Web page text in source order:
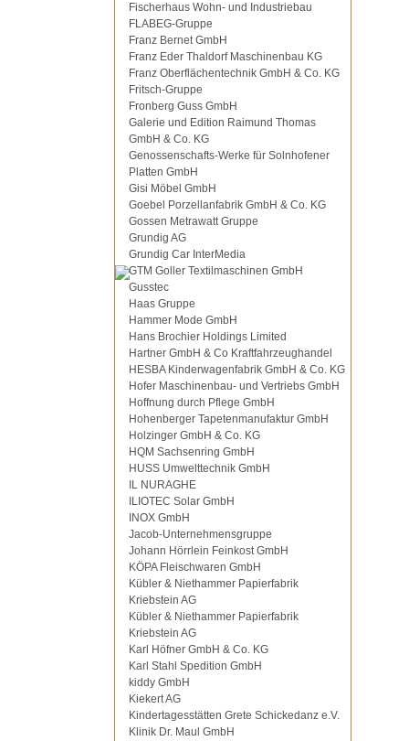
Fischerhaus Wohn- und Industriebau
FLABEG-Gruppe
Franz Bernet GmbH
Franz Eder Thaldorf Maschinenbau KG
Franz Oberflächentechnik GmbH & Co. KG
Fritsch-Gruppe
Fronberg Guss GmbH
Galerie und Edition Raimund Thomas
GmbH & Co. KG
Genossenschafts-Werke für Solnhofener
Platten GmbH
Gisi Möbel GmbH
Goebel Porzellanfabrik GmbH & Co. KG
Gossen Metrawatt Gruppe
Grundig AG
Grundig Car InterMedia
GTM Goller Textilmaschinen GmbH
Gusstec
Haas Gruppe
Hammer Mode GmbH
Hans Brochier Holdings Limited
Hartner GmbH & Co Kraftfahrzeughandel
HESBA Kinderwagenfabrik GmbH & Co. KG
Hofer Maschinenbau- und Vertriebs GmbH
Hoffnung durch Pflege GmbH
Hohenberger Tapetenmanufaktur GmbH
Holzinger GmbH & Co. KG
HQM Sachsenring GmbH
HUSS Umwelttechnik GmbH
IL NURAGHE
ILIOTEC Solar GmbH
INOX GmbH
Jacob-Unternehmensgruppe
Johann Hörrlein Feinkost GmbH
KÖPA Fleischwaren GmbH
Kübler & Niethammer Papierfabrik
Kriebstein AG
Kübler & Niethammer Papierfabrik
Kriebstein AG
Karl Höfner GmbH & Co. KG
Karl Stahl Spedition GmbH
kiddy GmbH
Kiekert AG
Kindertagesstätten Grete Schickedanz e.V.
Klinik Dr. Maul GmbH